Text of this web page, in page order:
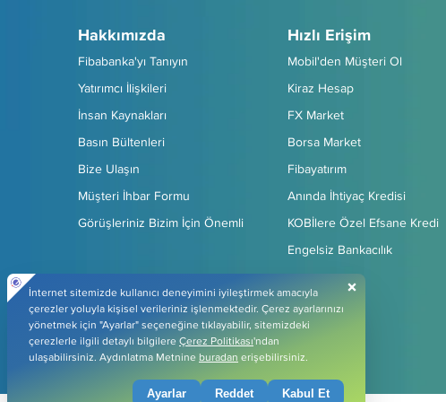
Hakkımızda
Fibabanka'yı Tanıyın
Yatırımcı İlişkileri
İnsan Kaynakları
Basın Bültenleri
Bize Ulaşın
Müşteri İhbar Formu
Görüşleriniz Bizim İçin Önemli
Hızlı Erişim
Mobil'den Müşteri Ol
Kiraz Hesap
FX Market
Borsa Market
Fibayatırım
Anında İhtiyaç Kredisi
KOBİlere Özel Efsane Kredi
Engelsiz Bankacılık